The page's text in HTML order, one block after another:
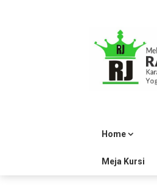
Home
Meja Kursi